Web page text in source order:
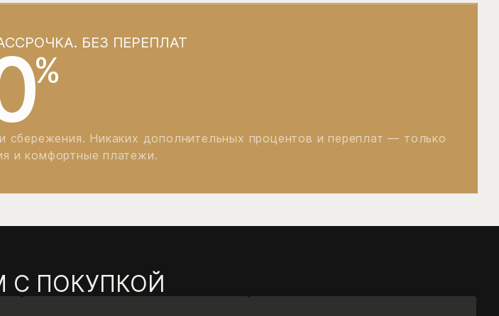
БЕЗ ПЕРЕПЛАТ
%
Никаких дополнительных процентов и переплат — только
и комфортные платежи.
ПОКУПКОЙ